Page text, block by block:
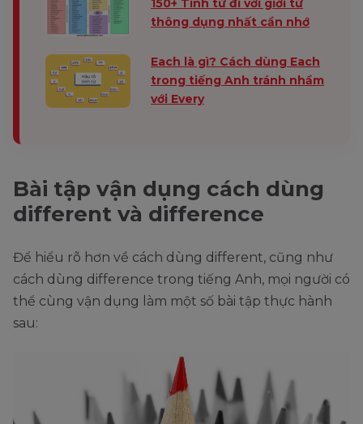
thông dụng nhất cần nhớ
Each là gì? Cách dùng Each
trong tiếng Anh tránh nhầm
với Every
Bài tập vận dụng cách dùng
different và difference
Để hiểu rõ hơn về cách dùng different, cũng như
cách dùng difference trong tiếng Anh, mọi người có
thể cùng vận dụng làm một số bài tập thực hành
sau: